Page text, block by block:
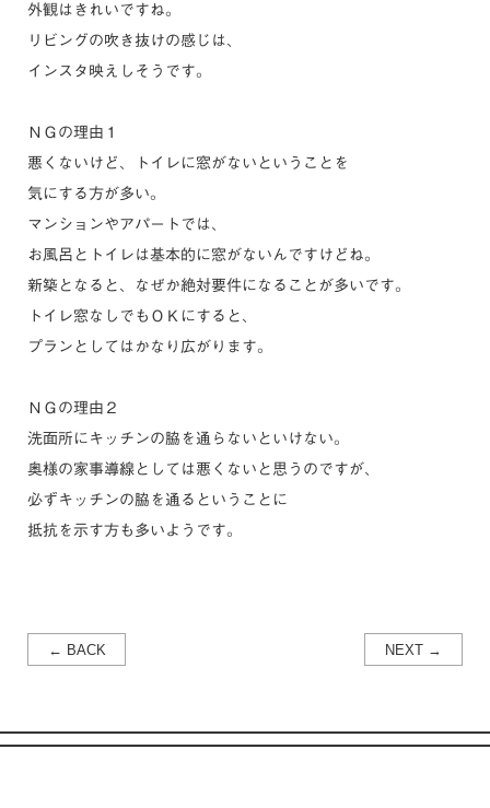
外観はきれいですね。
リビングの吹き抜けの感じは、
インスタ映えしそうです。
ＮＧの理由１
悪くないけど、トイレに窓がないということを
気にする方が多い。
マンションやアパートでは、
お風呂とトイレは基本的に窓がないんですけどね。
新築となると、なぜか絶対要件になることが多いです。
トイレ窓なしでもＯＫにすると、
プランとしてはかなり広がります。
ＮＧの理由２
洗面所にキッチンの脇を通らないといけない。
奥様の家事導線としては悪くないと思うのですが、
必ずキッチンの脇を通るということに
抵抗を示す方も多いようです。
← BACK NEXT →